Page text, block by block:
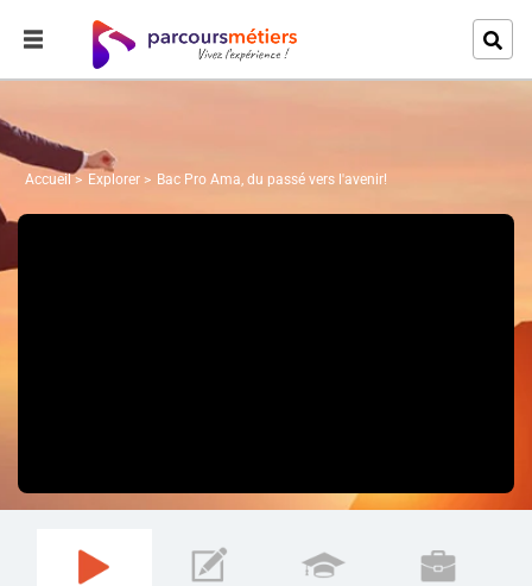
Accueil Explorer Bac Pro Ama, du passé vers l'avenir!